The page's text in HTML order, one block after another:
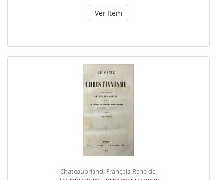
Ver Item
Chateaubriand, François-René de.